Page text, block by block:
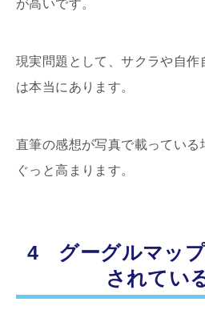
が高いです。
現実問題として、サクラや自作
は本当にあります。
直筆の感想が写真で載ってい
ぐっと高まります。
4 グーグルマッ
されてい